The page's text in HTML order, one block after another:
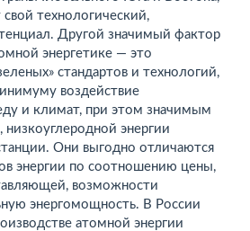
технологический,
Другой значимый фактор
энергетике — это
стандартов и технологий,
воздействие
и климат, при этом значимым
энергии
Они выгодно отличаются
энергии по соотношению цены,
возможности
энергомощность. В России
атомной энергии